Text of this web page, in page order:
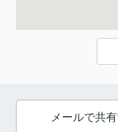
メールで共